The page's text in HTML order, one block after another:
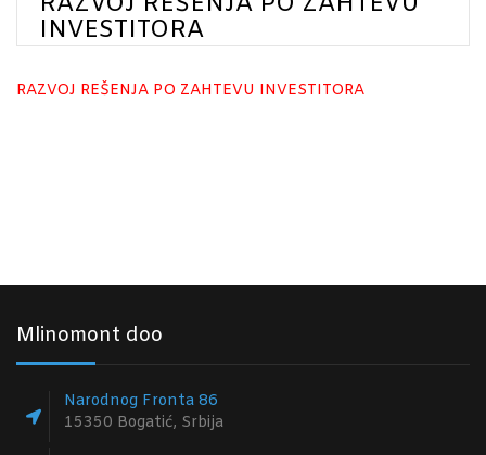
INVESTITORA
RAZVOJ REŠENJA PO ZAHTEVU INVESTITORA
Mlinomont doo
Narodnog Fronta 86
15350 Bogatić, Srbija